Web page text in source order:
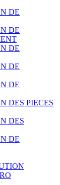
DE
DE
DE
DE
DE
DES PIECES
DES
DE